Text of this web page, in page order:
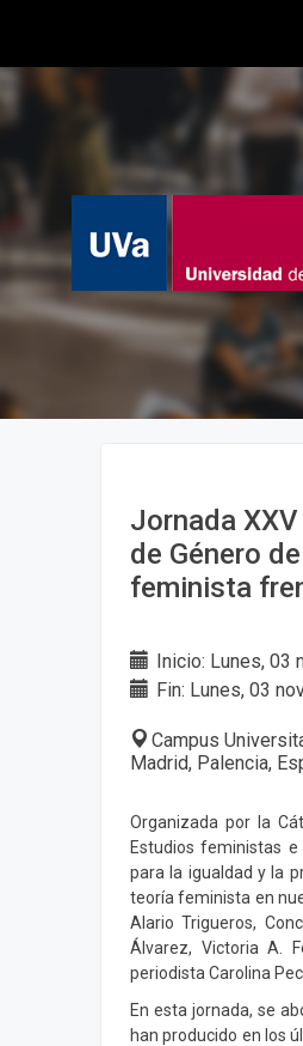
Jornada
de Género
feminista
Inicio: Lunes, 03
Fin: Lunes, 03
Campus
Madrid, Palencia,
Organizada por la
Estudios feministas
para la igualdad y la
teoría feminista en
Alario Trigueros,
Álvarez, Victoria A.
periodista Carolina
En esta jornada, se
han producido en los